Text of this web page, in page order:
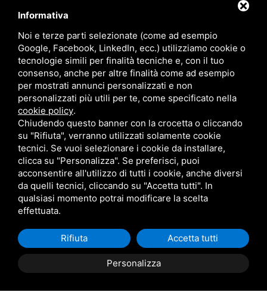
commerciale@metalmatic.it
Via Caduti di Nassirya, Loc. Le Morelline, 6C, 57016
Rosignano Solvay-Castiglioncello LI
Sede Operativa Lucca
commerciale@metalmaticsrl.it
0583-464203
Via di Tiglio, 1369/I 55100 Lucca
Informativa
Noi e terze parti selezionate (come ad esempio
Google, Facebook, LinkedIn, ecc.) utilizziamo cookie o
tecnologie simili per finalità tecniche e, con il tuo
consenso, anche per altre finalità come ad esempio
per mostrati annunci personalizzati e non
personalizzati più utili per te, come specificato nella
cookie policy.
Chiudendo questo banner con la crocetta o cliccando
su "Rifiuta", verranno utilizzati solamente cookie
tecnici. Se vuoi selezionare i cookie da installare,
clicca su "Personalizza". Se preferisci, puoi
acconsentire all'utilizzo di tutti i cookie, anche diversi
da quelli tecnici, cliccando su "Accetta tutti". In
qualsiasi momento potrai modificare la scelta
effettuata.
Personalizza
Rifiuta Accetta tutti